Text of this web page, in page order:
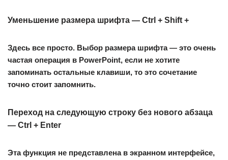
Уменьшение размера шрифта — Ctrl + Shift +
Здесь все просто. Выбор размера шрифта — это очень
частая операция в PowerPoint, если не хотите
запоминать остальные клавиши, то это сочетание
точно стоит запомнить.
Переход на следующую строку без нового абзаца
— Ctrl + Enter
Эта функция не представлена в экранном интерфейсе,